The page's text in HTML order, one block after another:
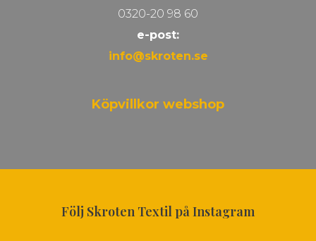
0320-20 98 60
e-post:
info@skroten.se
Köpvillkor webshop
Följ Skroten Textil på Instagram